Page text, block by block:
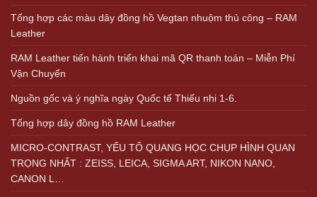
Tổng hợp các màu dây đồng hồ Vegtan nhuộm thủ công – RAM
Leather
RAM Leather tiến hành triển khai mã QR thanh toán – Miễn Phí
Vận Chuyển
Nguồn gốc và ý nghĩa ngày Quốc tế Thiếu nhi 1-6.
Tổng hợp dây đồng hồ RAM Leather
MICRO-CONTRAST, YẾU TỐ QUANG HỌC CHỤP HÌNH QUAN
TRỌNG NHẤT : ZEISS, LEICA, SIGMA ART, NIKON NANO,
CANON L…